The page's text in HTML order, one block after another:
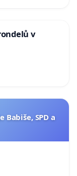
v
SPD a